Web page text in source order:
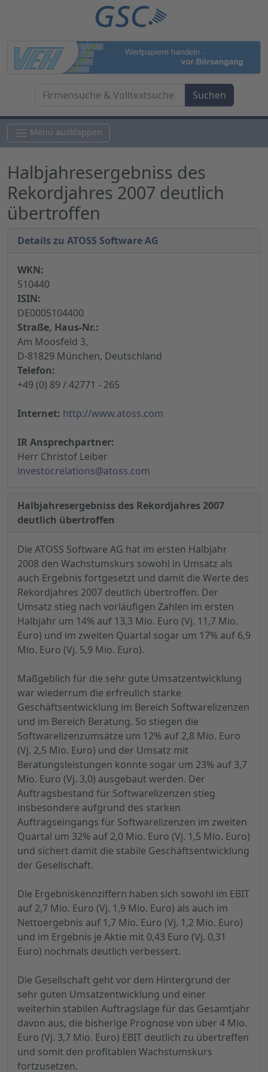
Menü ausklappen
Halbjahresergebniss des
Rekordjahres 2007 deutlich
übertroffen
Details zu ATOSS Software AG
WKN:
510440
ISIN:
DE0005104400
Straße, Haus-Nr.:
Am Moosfeld 3,
D-81829 München, Deutschland
Telefon:
+49 (0) 89 / 42771 - 265
Internet: http://www.atoss.com
IR Ansprechpartner:
Herr Christof Leiber
investor.relations@atoss.com
Halbjahresergebniss des Rekordjahres 2007
deutlich übertroffen
Die ATOSS Software AG hat im ersten Halbjahr
2008 den Wachstumskurs sowohl in Umsatz als
auch Ergebnis fortgesetzt und damit die Werte des
Rekordjahres 2007 deutlich übertroffen. Der
Umsatz stieg nach vorläufigen Zahlen im ersten
Halbjahr um 14% auf 13,3 Mio. Euro (Vj. 11,7 Mio.
Euro) und im zweiten Quartal sogar um 17% auf 6,9
Mio. Euro (Vj. 5,9 Mio. Euro).
Maßgeblich für die sehr gute Umsatzentwicklung
war wiederrum die erfreulich starke
Geschäftsentwicklung im Bereich Softwarelizenzen
und im Bereich Beratung. So stiegen die
Softwarelizenzumsätze um 12% auf 2,8 Mio. Euro
(Vj. 2,5 Mio. Euro) und der Umsatz mit
Beratungsleistungen konnte sogar um 23% auf 3,7
Mio. Euro (Vj. 3,0) ausgebaut werden. Der
Auftragsbestand für Softwarelizenzen stieg
insbesondere aufgrund des starken
Auftragseingangs für Softwarelizenzen im zweiten
Quartal um 32% auf 2,0 Mio. Euro (Vj. 1,5 Mio. Euro)
und sichert damit die stabile Geschäftsentwicklung
der Gesellschaft.
Die Ergebniskennziffern haben sich sowohl im EBIT
auf 2,7 Mio. Euro (Vj. 1,9 Mio. Euro) als auch im
Nettoergebnis auf 1,7 Mio. Euro (Vj. 1,2 Mio. Euro)
und im Ergebnis je Aktie mit 0,43 Euro (Vj. 0,31
Euro) nochmals deutlich verbessert.
Die Gesellschaft geht vor dem Hintergrund der
sehr guten Umsatzentwicklung und einer
weiterhin stabilen Auftragslage für das Gesamtjahr
davon aus, die bisherige Prognose von über 4 Mio.
Euro (Vj. 3,7 Mio. Euro) EBIT deutlich zu übertreffen
und somit den profitablen Wachstumskurs
fortzusetzen.